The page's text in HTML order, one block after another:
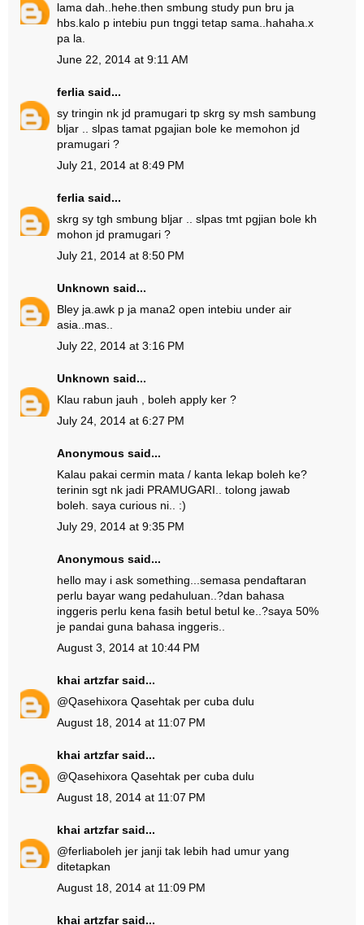
lama dah..hehe.then smbung study pun bru ja
hbs.kalo p intebiu pun tnggi tetap sama..hahaha.x
pa la.
June 22, 2014 at 9:11 AM
ferlia said...
sy tringin nk jd pramugari tp skrg sy msh sambung
bljar .. slpas tamat pgajian bole ke memohon jd
pramugari ?
July 21, 2014 at 8:49 PM
ferlia said...
skrg sy tgh smbung bljar .. slpas tmt pgjian bole kh
mohon jd pramugari ?
July 21, 2014 at 8:50 PM
Unknown said...
Bley ja.awk p ja mana2 open intebiu under air
asia..mas..
July 22, 2014 at 3:16 PM
Unknown said...
Klau rabun jauh , boleh apply ker ?
July 24, 2014 at 6:27 PM
Anonymous said...
Kalau pakai cermin mata / kanta lekap boleh ke?
terinin sgt nk jadi PRAMUGARI.. tolong jawab
boleh. saya curious ni.. :)
July 29, 2014 at 9:35 PM
Anonymous said...
hello may i ask something...semasa pendaftaran
perlu bayar wang pedahuluan..?dan bahasa
inggeris perlu kena fasih betul betul ke..?saya 50%
je pandai guna bahasa inggeris..
August 3, 2014 at 10:44 PM
khai artzfarsaid...
@Qasehixora Qasehtak per cuba dulu
August 18, 2014 at 11:07 PM
khai artzfarsaid...
@Qasehixora Qasehtak per cuba dulu
August 18, 2014 at 11:07 PM
khai artzfarsaid...
@ferliaboleh jer janji tak lebih had umur yang
ditetapkan
August 18, 2014 at 11:09 PM
khai artzfarsaid...